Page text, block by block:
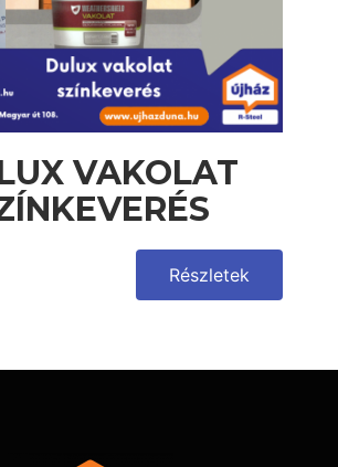
VAKOLAT
Részletek